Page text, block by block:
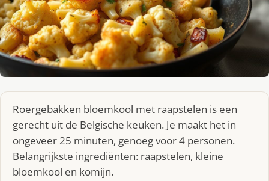
Roergebakken bloemkool met raapstelen is een
gerecht uit de Belgische keuken. Je maakt het in
ongeveer 25 minuten, genoeg voor 4 personen.
Belangrijkste ingrediënten: raapstelen, kleine
bloemkool en komijn.